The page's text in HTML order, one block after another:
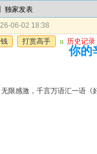
独家发表
06-02 18:38
打赏高手 u 历史记录
你的
限感激，千言万语汇一语《